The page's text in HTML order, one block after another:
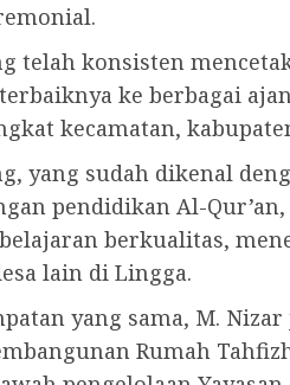
telah konsisten
ke berbagai
kecamatan,
yang sudah dikenal
pendidikan Al-
berkualitas,
lain di Lingga.
yang sama, M.
Rumah